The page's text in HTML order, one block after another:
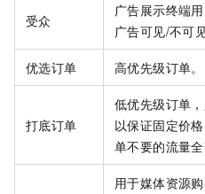
受众
广告展示终端
广告可见/不可
优选订单 高优先级订单。
打底订单
低优先级订单
以保证固定价
单不要的流量全
用于媒体资源